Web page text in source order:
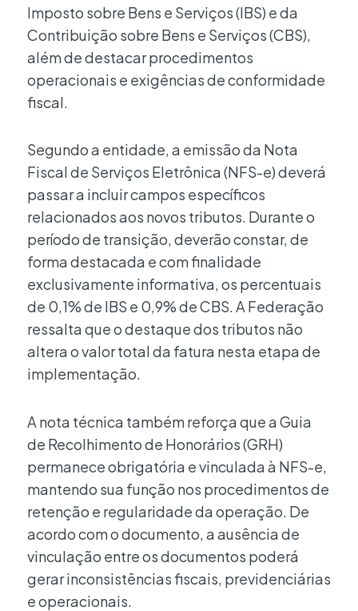
Imposto sobre Bens e Serviços (IBS) e da
Contribuição sobre Bens e Serviços (CBS),
além de destacar procedimentos
operacionais e exigências de conformidade
fiscal.
Segundo a entidade, a emissão da Nota
Fiscal de Serviços Eletrônica (NFS-e) deverá
passar a incluir campos específicos
relacionados aos novos tributos. Durante o
período de transição, deverão constar, de
forma destacada e com finalidade
exclusivamente informativa, os percentuais
de 0,1% de IBS e 0,9% de CBS. A Federação
ressalta que o destaque dos tributos não
altera o valor total da fatura nesta etapa de
implementação.
A nota técnica também reforça que a Guia
de Recolhimento de Honorários (GRH)
permanece obrigatória e vinculada à NFS-e,
mantendo sua função nos procedimentos de
retenção e regularidade da operação. De
acordo com o documento, a ausência de
vinculação entre os documentos poderá
gerar inconsistências fiscais, previdenciárias
e operacionais.